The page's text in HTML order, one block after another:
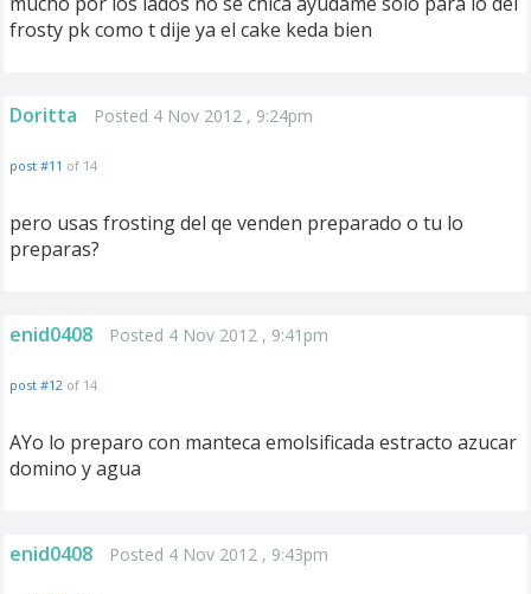
frosty pk como t dije ya el cake keda bien
Doritta Posted 4 Nov 2012 , 9:24pm
post #11 of 14
pero usas frosting del qe venden preparado o tu lo
preparas?
enid0408 Posted 4 Nov 2012 , 9:41pm
post #12 of 14
AYo lo preparo con manteca emolsificada estracto azucar
domino y agua
enid0408 Posted 4 Nov 2012 , 9:43pm